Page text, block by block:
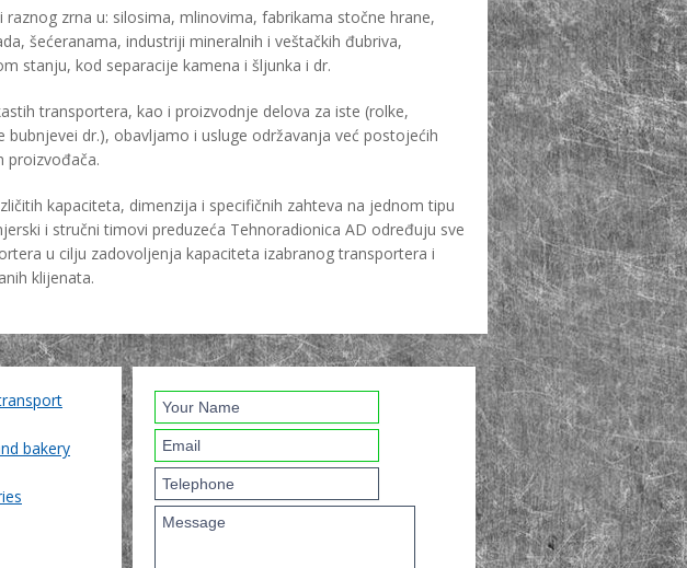
raznog zrna u: silosima, mlinovima, fabrikama stočne hrane,
šećeranama, industriji mineralnih i veštačkih đubriva,
stanju, kod separacije kamena i šljunka i dr.
transportera, kao i proizvodnje delova za iste (rolke,
bubnjevei dr.), obavljamo i usluge održavanja već postojećih
proizvođača.
kapaciteta, dimenzija i specifičnih zahteva na jednom tipu
i stručni timovi preduzeća Tehnoradionica AD određuju sve
u cilju zadovoljenja kapaciteta izabranog transportera i
klijenata.
bakery